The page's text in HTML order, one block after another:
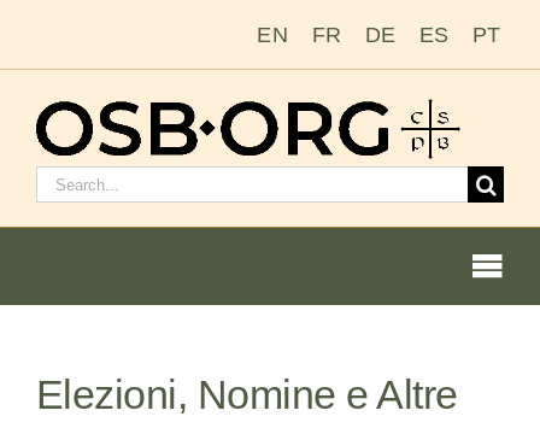
EN FR DE ES PT
Cerca:
Le nostre radici
Elezioni, Nomine e Altre